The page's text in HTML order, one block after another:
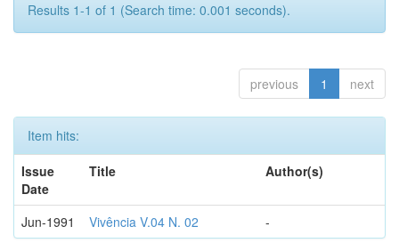
Results 1-1 of 1 (Search time: 0.001 seconds).
previous 1 next
Item hits:
Issue
Date
Title Author(s)
Jun-1991 Vivência V.04 N. 02 -